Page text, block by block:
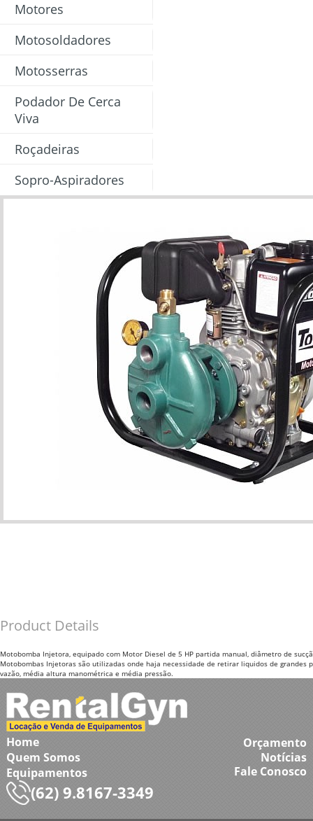
Motores
Motosoldadores
Motosserras
Podador De Cerca
Viva
Roçadeiras
Sopro-Aspiradores
Product Details
Motobomba Injetora, equipado com Motor Diesel de 5 HP partida manual, diâmetro de
Motobombas Injetoras são utilizadas onde haja necessidade de retirar liquidos de grandes
vazão, média altura manométrica e média pressão.
Home
Quem Somos
Equipamentos
Orçamento
Notícias
Fale Conosco
(62) 9.8167-3349